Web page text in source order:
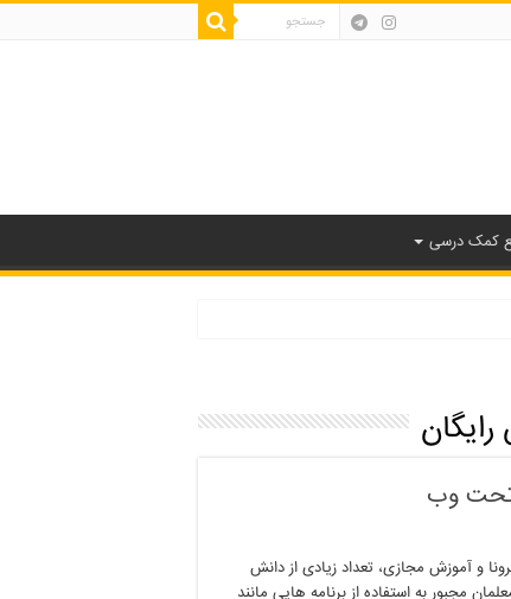
کمک درسی
تحت وب
و آموزش مجازی، تعداد زیادی از دانش
مجبور به استفاده از برنامه هایی مانند